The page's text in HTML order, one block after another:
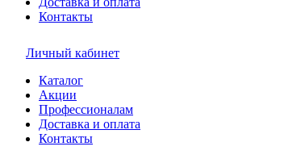
Контакты
Личный кабинет
Каталог
Акции
Профессионалам
Доставка и оплата
Контакты